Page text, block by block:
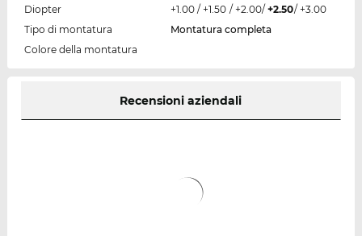
Diopter
+1.00 / +1.50 / +2.00/ +2.50/ +3.00
Tipo di montatura
Montatura completa
Colore della montatura
Recensioni aziendali